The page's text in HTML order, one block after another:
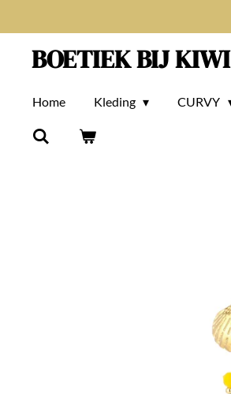
hoofdinhoud
BOETIEK BIJ KIWI
Home Kleding CURVY